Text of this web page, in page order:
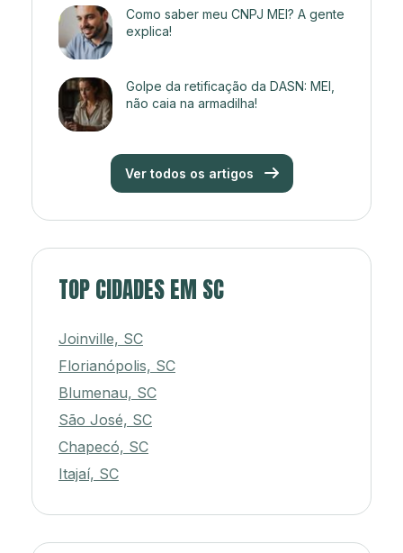
Como saber meu CNPJ MEI? A gente
explica!
Golpe da retificação da DASN: MEI,
não caia na armadilha!
Ver todos os artigos
TOP CIDADES EM SC
Joinville, SC
Florianópolis, SC
Blumenau, SC
São José, SC
Chapecó, SC
Itajaí, SC